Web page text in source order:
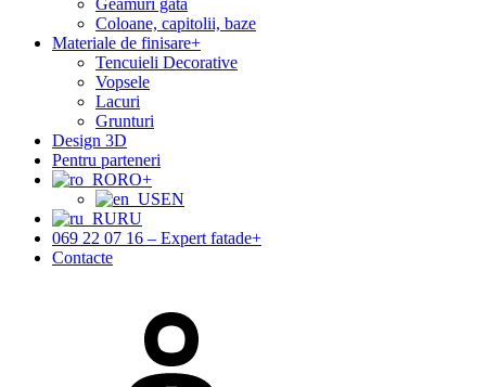
Geamuri gata
Coloane, capitolii, baze
Materiale de finisare+
Tencuieli Decorative
Vopsele
Lacuri
Grunturi
Design 3D
Pentru parteneri
RO+
EN
RU
069 22 07 16 – Expert fatade+
Contacte